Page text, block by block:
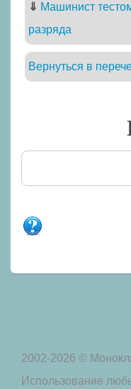
⇓ Машинист
разряда
Вернуться в
2002-2026 ©
Использование